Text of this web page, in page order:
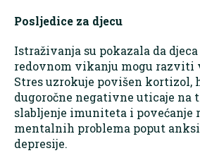
Posljedice za djecu
Istraživanja su pokazala da
redovnom vikanju mogu razviti
Stres uzrokuje povišen kortizol,
dugoročne negativne uticaje na
slabljenje imuniteta i povećanje
mentalnih problema poput
depresije.